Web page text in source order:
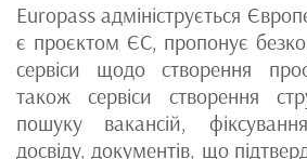
Europass адмініструється
є проєктом ЄС, пропонує
сервіси щодо створення
також сервіси створення
пошуку вакансій,
досвіду, документів, що